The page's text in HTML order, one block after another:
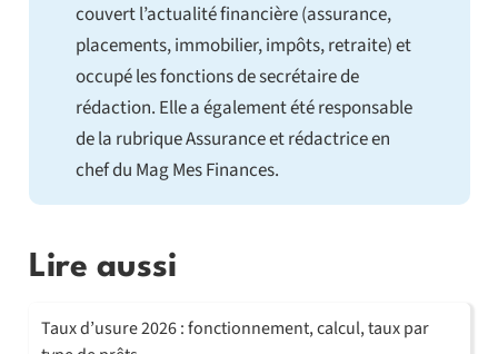
couvert l’actualité financière (assurance,
placements, immobilier, impôts, retraite) et
occupé les fonctions de secrétaire de
rédaction. Elle a également été responsable
de la rubrique Assurance et rédactrice en
chef du Mag Mes Finances.
Lire aussi
Taux d’usure 2026 : fonctionnement, calcul, taux par